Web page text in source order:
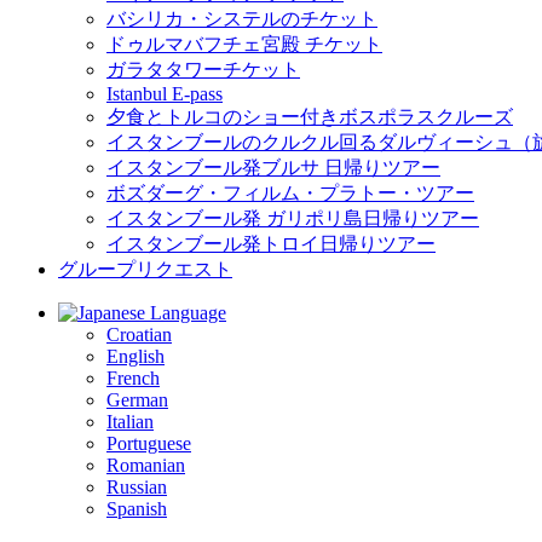
バシリカ・システルのチケット
ドゥルマバフチェ宮殿 チケット
ガラタタワーチケット
Istanbul E-pass
夕食とトルコのショー付きボスポラスクルーズ
イスタンブールのクルクル回るダルヴィーシュ（
イスタンブール発ブルサ 日帰りツアー
ボズダーグ・フィルム・プラトー・ツアー
イスタンブール発 ガリポリ島日帰りツアー
イスタンブール発トロイ日帰りツアー
グループリクエスト
Language
Croatian
English
French
German
Italian
Portuguese
Romanian
Russian
Spanish